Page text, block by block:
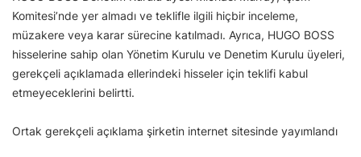
Komitesi’nde yer almadı ve teklifle ilgili hiçbir inceleme,
müzakere veya karar sürecine katılmadı. Ayrıca, HUGO BOSS
hisselerine sahip olan Yönetim Kurulu ve Denetim Kurulu üyeleri,
gerekçeli açıklamada ellerindeki hisseler için teklifi kabul
etmeyeceklerini belirtti.
Ortak gerekçeli açıklama şirketin internet sitesinde yayımlandı